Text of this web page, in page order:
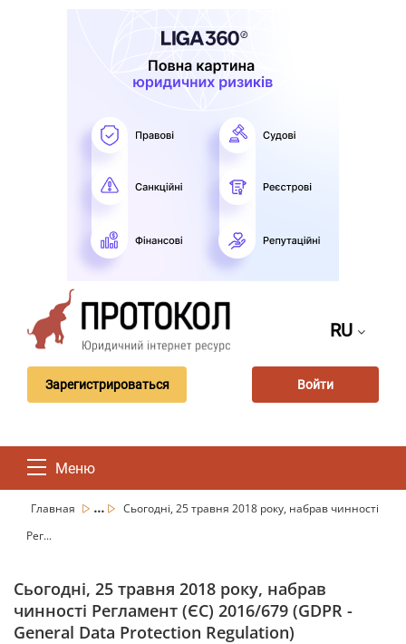
RU
Зарегистрироваться Войти
Меню
Главная ...
Сьогодні, 25 травня 2018 року, набрав чинності
Рег...
Сьогодні, 25 травня 2018 року, набрав
чинності Регламент (ЄС) 2016/679 (GDPR -
General Data Protection Regulation)